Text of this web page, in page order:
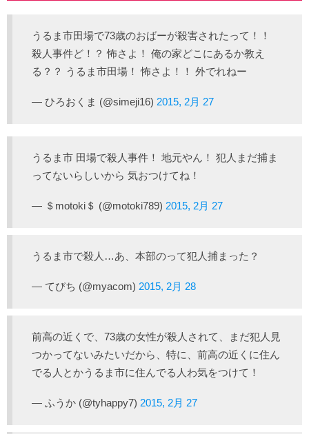
うるま市田場で73歳のおばーが殺害されたって！！
殺人事件ど！？ 怖さよ！ 俺の家どこにあるか教え
る？？ うるま市田場！ 怖さよ！！ 外でれねー
— ひろおくま (@simeji16) 2015, 2月 27
うるま市 田場で殺人事件！ 地元やん！ 犯人まだ捕ま
ってないらしいから 気おつけてね！
— ＄motoki＄ (@motoki789) 2015, 2月 27
うるま市で殺人…あ、本部のって犯人捕まった？
— てびち (@myacom) 2015, 2月 28
前高の近くで、73歳の女性が殺人されて、まだ犯人見
つかってないみたいだから、特に、前高の近くに住ん
でる人とかうるま市に住んでる人わ気をつけて！
— ふうか (@tyhappy7) 2015, 2月 27